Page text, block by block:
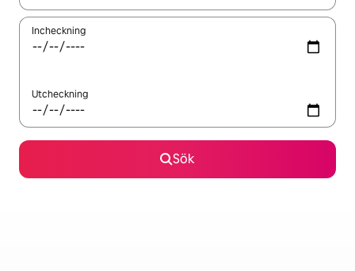
Incheckning
Utcheckning
Sök